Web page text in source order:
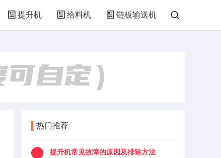
提升机 给料机 链板输送机
热门推荐
提升机常见故障的原因及排除方法